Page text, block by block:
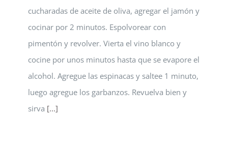
cucharadas de aceite de oliva, agregar el jamón y
cocinar por 2 minutos. Espolvorear con
pimentón y revolver. Vierta el vino blanco y
cocine por unos minutos hasta que se evapore el
alcohol. Agregue las espinacas y saltee 1 minuto,
luego agregue los garbanzos. Revuelva bien y
sirva [...]